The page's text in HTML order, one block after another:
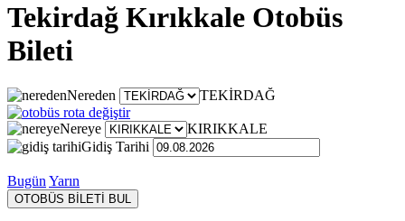
Tekirdağ Kırıkkale Otobüs
Bileti
Nereden TEKİRDAĞ
Nereye
KIRIKKALE
Gidiş Tarihi
Bugün Yarın
OTOBÜS BİLETİ BUL